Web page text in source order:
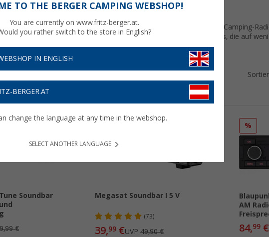
für dein Wohnmobil oder deinen Wohnwagen. Von kompakten Camping-
Moniceivern und Audio-Zubehör findest du hier Technik für unterwegs, die auf
über unsere KategorieAudioerfahren...
Soundbar
€
Megasat Soundbar I 5 V
(73)
39,99€UVP49,90 €
%
AM
84,99 €
TO THE BERGER CAMPING WEBSHOP!
You are currently on www.fritz-berger.at.
you rather switch to the store in English?
IN ENGLISH
BERGER.AT
change the language at any time in the webshop.
SELECT ANOTHER LANGUAGE